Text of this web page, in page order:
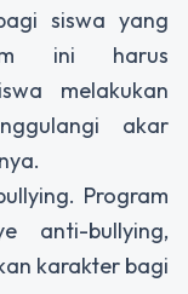
siswa yang
ini harus
melakukan
akar
Program
anti-bullying,
karakter bagi